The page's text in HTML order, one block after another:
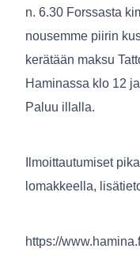
n. 6.30 Forssasta
nousemme piirin
kerätään maksu
Haminassa klo 12
Paluu illalla.
Ilmoittautumiset
lomakkeella,
https://